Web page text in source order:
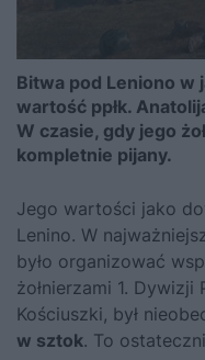
Bitwa pod Leniono w
wartość ppłk.
W czasie, gdy jego
kompletnie pijany.
Jego wartości jako
Lenino. W
było organizować
żołnierzami 1. Dywizji
Kościuszki, był
w sztok. To